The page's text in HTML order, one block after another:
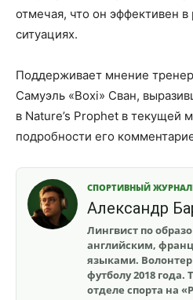
отмечая, что он эффективен
ситуациях.
Поддерживает мнение
Самуэль «Boxi» Сван,
в Nature’s Prophet в текущей
подробности его
СПОРТИВНЫЙ
Александр
Лингвист по
английским,
языками.
футболу 2018 года.
отделе спорта на